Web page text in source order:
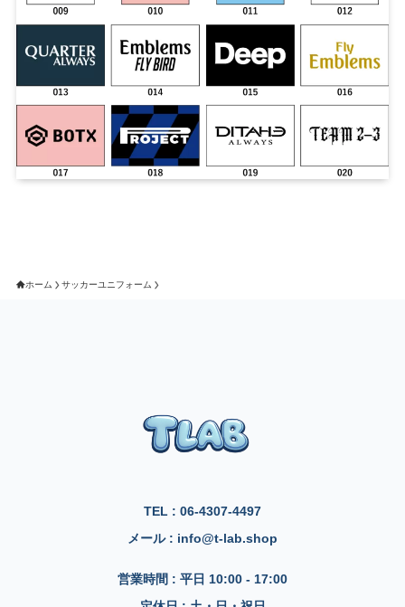
ホーム サッカーユニフォーム
TEL : 06-4307-4497
メール : info@t-lab.shop
営業時間 : 平日 10:00 - 17:00